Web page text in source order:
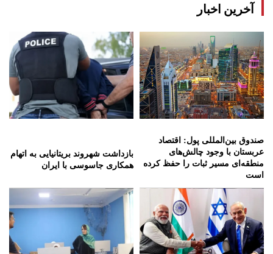
آخرین اخبار
صندوق بین‌المللی پول: اقتصاد
عربستان با وجود چالش‌های
منطقه‌ای مسیر ثبات را حفظ کرده
است
بازداشت شهروند بریتانیایی به اتهام
همکاری جاسوسی با ایران